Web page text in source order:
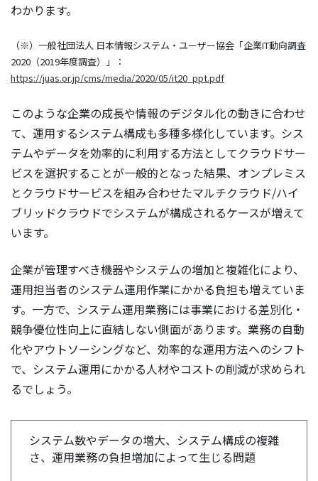
わかります。
（※）一般社団法人 日本情報システム・ユーザー協会「企業IT動向調査
2020（2019年度調査）」：
https://juas.or.jp/cms/media/2020/05/it20_ppt.pdf
このような企業の成長や情報のデジタル化の動きに合わせ
て、運用するシステム構成も多種多様化しています。シス
テムやデータを効率的に利用する方法としてクラウドサー
ビスを選択することが一般的となった結果、オンプレミス
とクラウドサービスを組み合わせたマルチクラウド/ハイ
ブリッドクラウドでシステムが構成されるケースが増えて
います。
企業が管理すべき機器やシステムの増加と複雑化により、
運用担当者のシステム運用作業にかかる負担も増えていま
す。一方で、システム運用業務には事業における差別化・
競争優位性向上に直結しない側面があります。業務の自動
化やアウトソーシングなど、効率的な運用方法へのシフト
で、システム運用にかかる人材やコストの削減が求められ
るでしょう。
システム数やデータの増大、システム構成の複雑
さ、運用業務の負担増加によって生じる問題